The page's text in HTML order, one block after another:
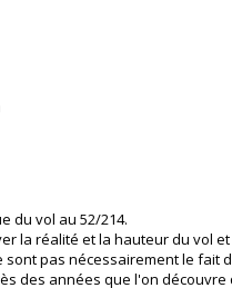
du vol au 52/214.
la réalité et la hauteur du vol
sont pas nécessairement le
des années que l'on